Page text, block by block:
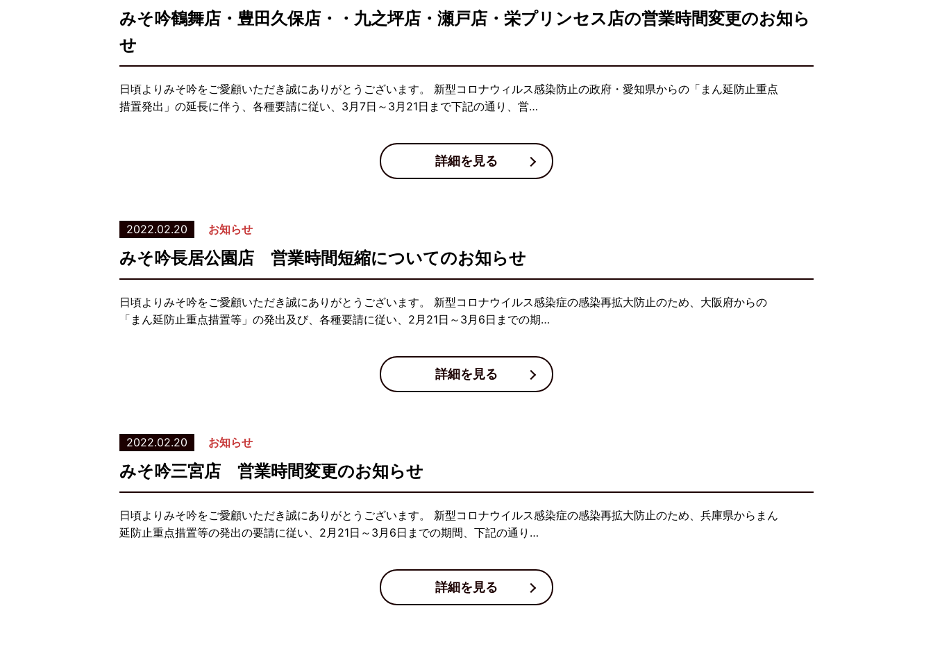
みそ吟鶴舞店・豊田久保店・・九之坪店・瀬戸店・栄プリンセス店の営業時間変更のお知ら
せ
日頃よりみそ吟をご愛顧いただき誠にありがとうございます。 新型コロナウィルス感染防止の政府・愛知県からの「まん延防止重点
措置発出」の延長に伴う、各種要請に従い、3月7日～3月21日まで下記の通り、営…
詳細を見る
2022.02.20 お知らせ
みそ吟長居公園店 営業時間短縮についてのお知らせ
日頃よりみそ吟をご愛顧いただき誠にありがとうございます。 新型コロナウイルス感染症の感染再拡大防止のため、大阪府からの
「まん延防止重点措置等」の発出及び、各種要請に従い、2月21日～3月6日までの期…
詳細を見る
2022.02.20 お知らせ
みそ吟三宮店 営業時間変更のお知らせ
日頃よりみそ吟をご愛顧いただき誠にありがとうございます。 新型コロナウイルス感染症の感染再拡大防止のため、兵庫県からまん
延防止重点措置等の発出の要請に従い、2月21日～3月6日までの期間、下記の通り…
詳細を見る